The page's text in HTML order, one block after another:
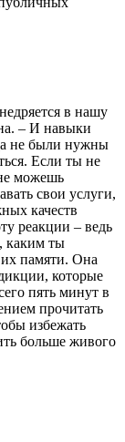
в нашу
– И навыки
не были нужны
Если ты не
можешь
свои услуги,
качеств
реакции – ведь
каким ты
памяти. Она
которые
пять минут в
прочитать
избежать
больше живого